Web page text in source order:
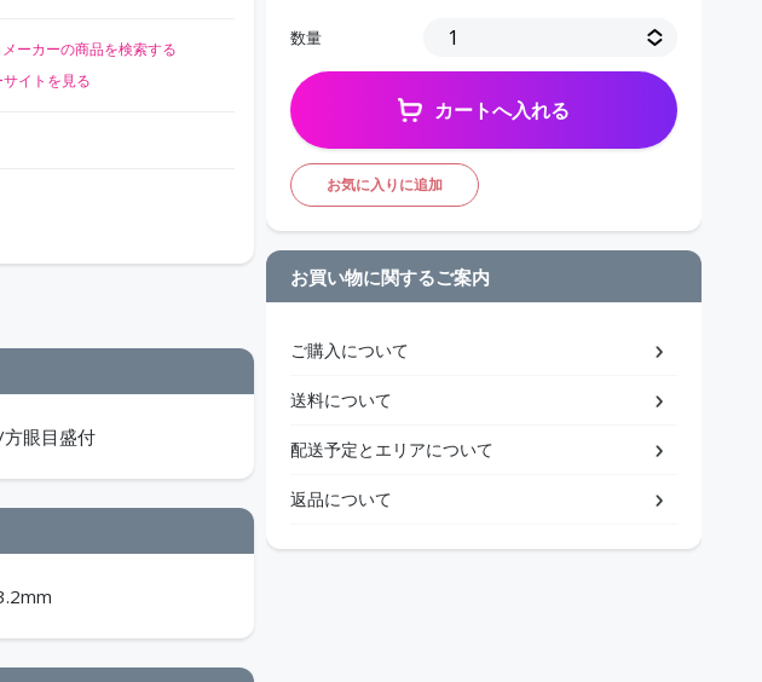
ーカーの商品を検索する
サイトを見る
眼目盛付
数量
カートへ入れる
お気に入りに追加
お買い物に関するご案内
ご購入について
送料について
配送予定とエリアについて
返品について